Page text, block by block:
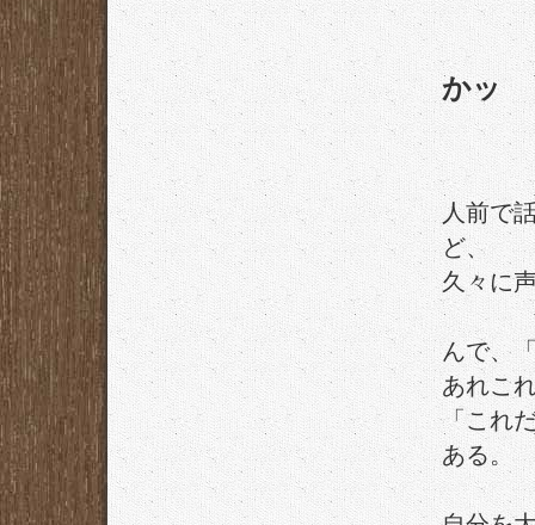
かッ
人前で
ど、
久々に
んで、
あれこ
「これ
ある。